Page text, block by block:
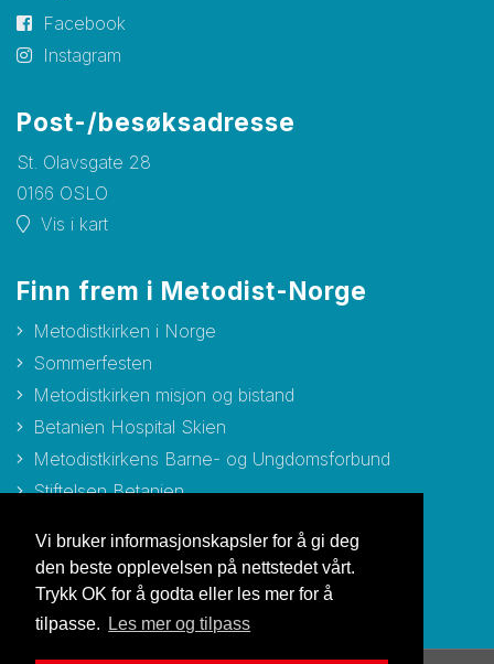
Vi bruker informasjonskapsler for å gi deg
den beste opplevelsen på nettstedet vårt.
Trykk OK for å godta eller les mer for å
tilpasse.
Les mer og tilpass
Facebook
Instagram
Post-/besøksadresse
St. Olavsgate 28
0166 OSLO
Vis i kart
Finn frem i Metodist-Norge
Metodistkirken i Norge
Sommerfesten
Metodistkirken misjon og bistand
Betanien Hospital Skien
Metodistkirkens Barne- og Ungdomsforbund
Stiftelsen Betanien